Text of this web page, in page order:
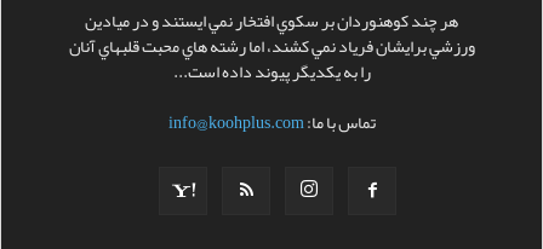
هر چند کوهنوردان بر سکوي افتخار نمي ايستند و در ميادين
ورزشي برايشان فرياد نمي کشند، اما رشته هاي محبت قلبهاي آنان
را به يکديگر پيوند داده است...
تماس با ما:info@koohplus.com